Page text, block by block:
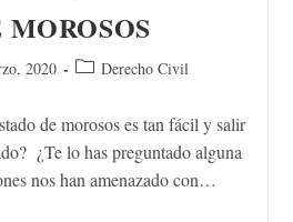
2020 Derecho Civil
de morosos es tan fácil y salir
¿Te lo has preguntado alguna
nos han amenazado con…